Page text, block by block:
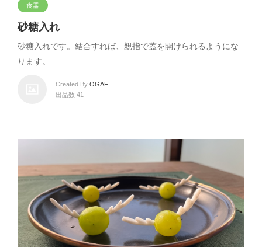
食器
砂糖入れ
砂糖入れです。結合すれば、親指で蓋を開けられるようにな
ります。
Created By OGAF
出品数 41